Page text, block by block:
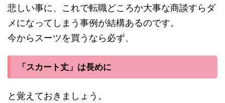
悲しい事に、これで転職どころか大事な商談すらダ
メになってしまう事例が結構あるのです。
今からスーツを買うなら必ず、
「スカート丈」は長めに
と覚えておきましょう。